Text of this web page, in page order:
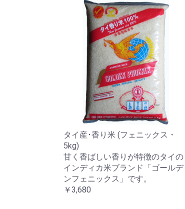
タイ産･香り米 (フェニックス・
5kg)
甘く香ばしい香りが特徴のタイの
インディカ米ブランド「ゴールデ
ンフェニックス」です。
￥3,680